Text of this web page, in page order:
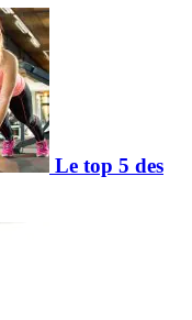
Le top 5 des